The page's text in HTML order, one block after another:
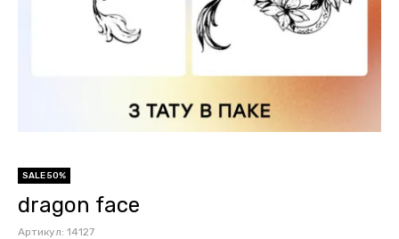
SALE 50%
dragon face
Артикул: 14127